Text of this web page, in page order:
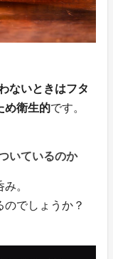
ないときはフタ
め衛生的です。
いているのか
。
でしょうか？